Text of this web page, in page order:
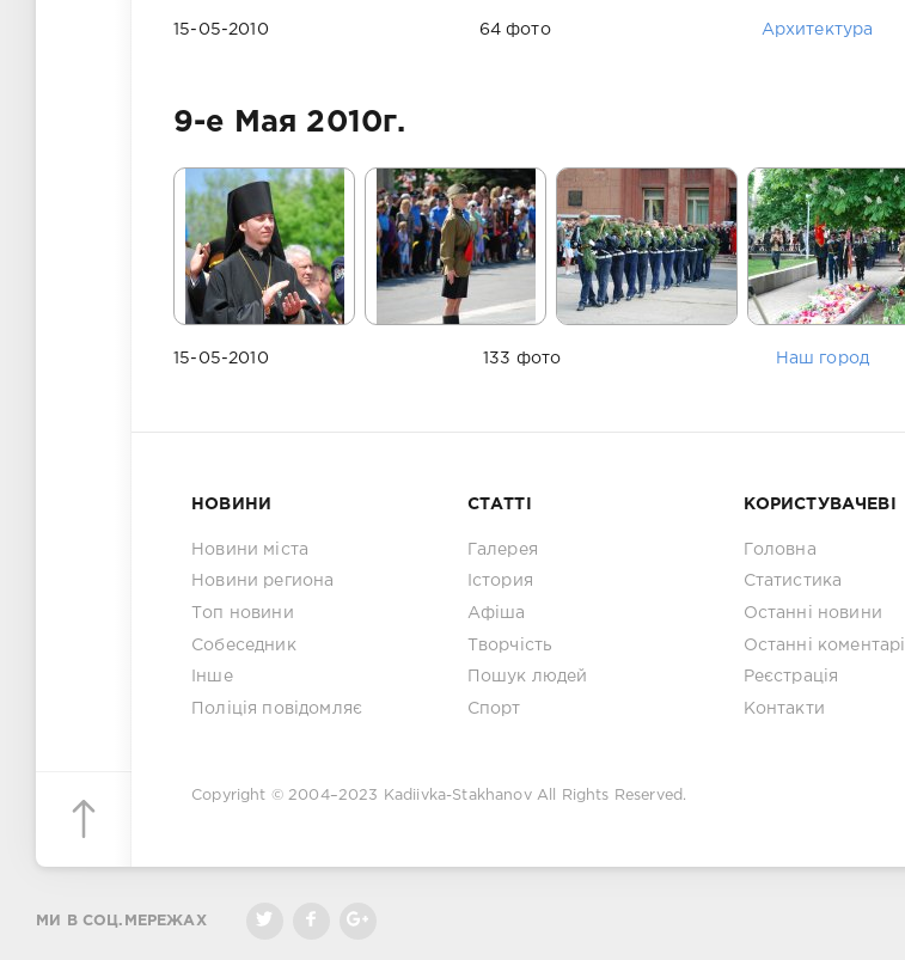
15-05-2010 64 фото Архитектура
9-е Мая 2010г.
15-05-2010 133 фото Наш город
НОВИНИ
Новини міста
Новини региона
Топ новини
Собеседник
Інше
Поліція повідомляє
СТАТТІ
Галерея
Істория
Афіша
Творчість
Пошук людей
Спорт
КОРИСТУВАЧЕВІ
Головна
Статистика
Останні новини
Останні коментарі
Реєстрація
Контакти
Copyright © 2004–2023 Kadiivka-StakhanovAll Rights Reserved.
МИ В СОЦ.МЕРЕЖАХ